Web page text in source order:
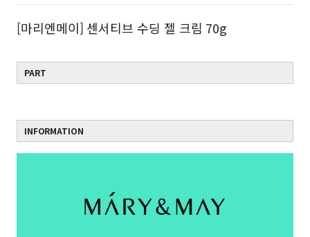
[마리엔메이] 센서티브 수딩 젤 크림 70g
PART
INFORMATION